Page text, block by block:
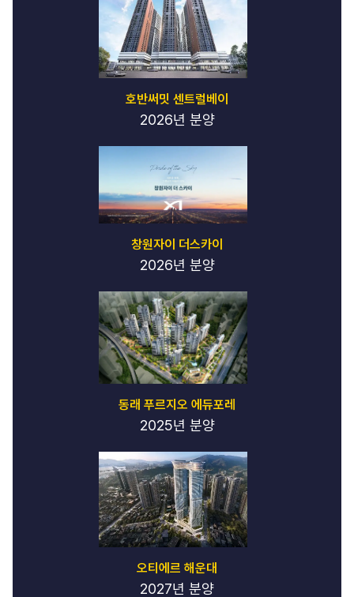
호반써밋 센트럴베이
2026년 분양
창원자이 더스카이
2026년 분양
동래 푸르지오 에듀포레
2025년 분양
오티에르 해운대
2027년 분양